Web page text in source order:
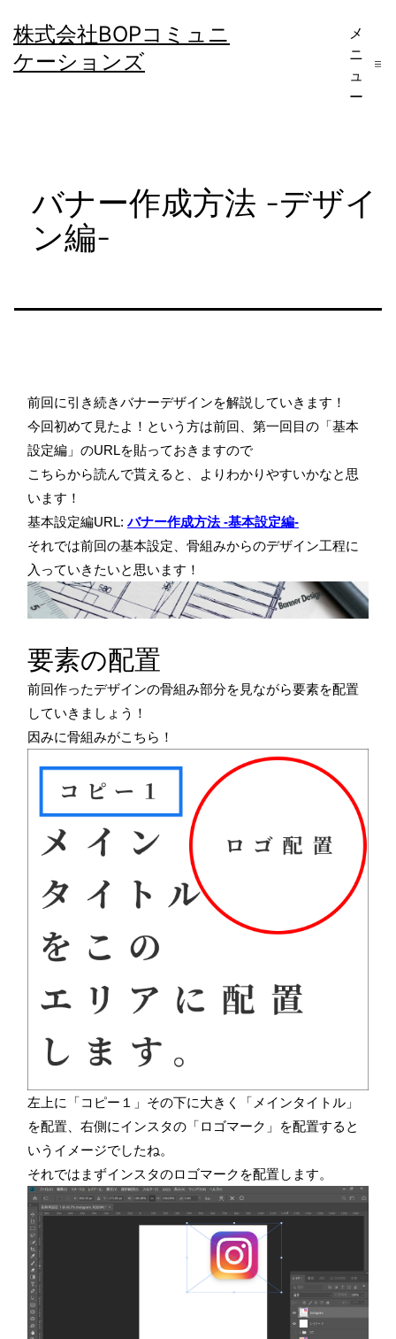
ン
テ
株式会社BOPコミュニ
ケーションズ
メ
ニ
ュ
ー
バナー作成方法 -デザイ
ン編-
前回に引き続きバナーデザインを解説していきます！
今回初めて見たよ！という方は前回、第一回目の「基本
設定編」のURLを貼っておきますので
こちらから読んで貰えると、よりわかりやすいかなと思
います！
基本設定編URL:バナー作成方法 -基本設定編-
それでは前回の基本設定、骨組みからのデザイン工程に
入っていきたいと思います！
要素の配置
前回作ったデザインの骨組み部分を見ながら要素を配置
していきましょう！
因みに骨組みがこちら！
左上に「コピー１」その下に大きく「メインタイトル」
を配置、右側にインスタの「ロゴマーク」を配置すると
いうイメージでしたね。
それではまずインスタのロゴマークを配置します。